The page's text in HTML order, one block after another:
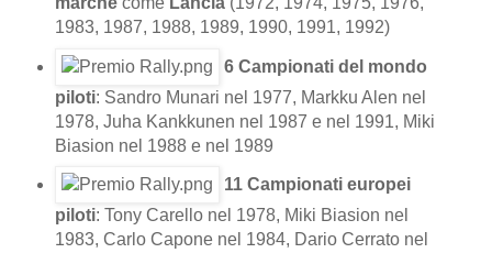
1983, 1987, 1988, 1989, 1990, 1991, 1992)
6 Campionati del mondo
piloti: Sandro Munari nel 1977, Markku Alen nel
1978, Juha Kankkunen nel 1987 e nel 1991, Miki
Biasion nel 1988e nel 1989
11 Campionati europei
piloti: Tony Carellonel 1978, Miki Biasion nel
1983, Carlo Caponenel 1984, Dario Cerratonel